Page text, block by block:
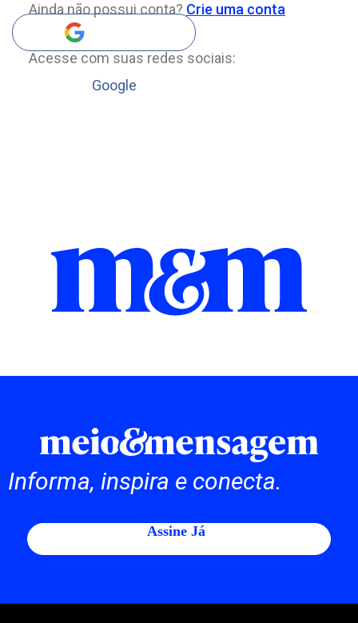
Ainda não possui conta? Crie uma conta
Acesse com suas redes sociais:
Google
Informa, inspira e conecta.
Assine Já